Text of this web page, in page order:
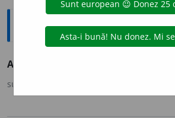
Sinonime
ARTIFICIALIT
sursa: